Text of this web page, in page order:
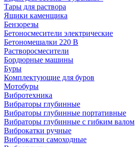
Тары для раствора
Ящики каменщика
Бензорезы
Бетоносмесители электрические
Бетономешалки 220 В
Растворосмесители
Бордюрные машины
Буры
Комплектующие для буров
Мотобуры
Вибротехника
Вибраторы глубинные
Вибраторы глубинные портативные
Вибраторы глубинные с гибким валом
Виброкатки ручные
Виброкатки самоходные